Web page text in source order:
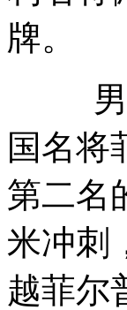
牌。
男子
国名将
第二名
米冲刺
越菲尔